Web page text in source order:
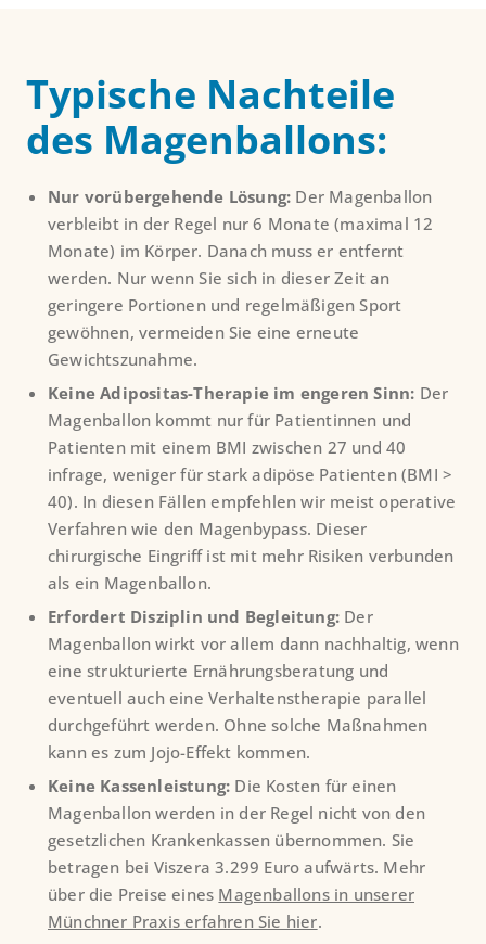
Typische Nachteile
des Magenballons:
Nur vorübergehende Lösung: Der Magenballon
verbleibt in der Regel nur 6 Monate (maximal 12
Monate) im Körper. Danach muss er entfernt
werden. Nur wenn Sie sich in dieser Zeit an
geringere Portionen und regelmäßigen Sport
gewöhnen, vermeiden Sie eine erneute
Gewichtszunahme.
Keine Adipositas-Therapie im engeren Sinn: Der
Magenballon kommt nur für Patientinnen und
Patienten mit einem BMI zwischen 27 und 40
infrage, weniger für stark adipöse Patienten (BMI >
40). In diesen Fällen empfehlen wir meist operative
Verfahren wie den Magenbypass. Dieser
chirurgische Eingriff ist mit mehr Risiken verbunden
als ein Magenballon.
Erfordert Disziplin und Begleitung: Der
Magenballon wirkt vor allem dann nachhaltig, wenn
eine strukturierte Ernährungsberatung und
eventuell auch eine Verhaltenstherapie parallel
durchgeführt werden. Ohne solche Maßnahmen
kann es zum Jojo-Effekt kommen.
Keine Kassenleistung: Die Kosten für einen
Magenballon werden in der Regel nicht von den
gesetzlichen Krankenkassen übernommen. Sie
betragen bei Viszera 3.299 Euro aufwärts. Mehr
über die Preise eines Magenballons in unserer
Münchner Praxis erfahren Sie hier.